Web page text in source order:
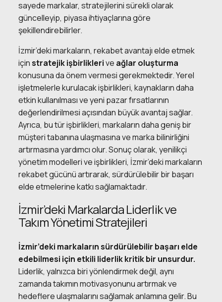
sayede markalar, stratejilerini sürekli olarak
güncelleyip, piyasa ihtiyaçlarına göre
şekillendirebilirler.
İzmir’deki markaların, rekabet avantajı elde etmek
içinstratejik işbirliklerive ağlar oluşturma
konusuna da önem vermesi gerekmektedir. Yerel
işletmelerle kurulacak işbirlikleri, kaynakların daha
etkin kullanılması ve yeni pazar fırsatlarının
değerlendirilmesi açısından büyük avantaj sağlar.
Ayrıca, bu tür işbirlikleri, markaların daha geniş bir
müşteri tabanına ulaşmasına ve marka bilinirliğini
artırmasına yardımcı olur. Sonuç olarak, yenilikçi
yönetim modelleri ve işbirlikleri, İzmir’deki markaların
rekabet gücünü artırarak, sürdürülebilir bir başarı
elde etmelerine katkı sağlamaktadır.
İzmir’deki Markalarda Liderlik ve
Takım Yönetimi Stratejileri
İzmir’deki markaların sürdürülebilir başarı elde
edebilmesi için etkili liderlik kritik bir unsurdur.
Liderlik, yalnızca biri yönlendirmek değil, aynı
zamanda takımın motivasyonunu artırmak ve
hedeflere ulaşmalarını sağlamak anlamına gelir. Bu